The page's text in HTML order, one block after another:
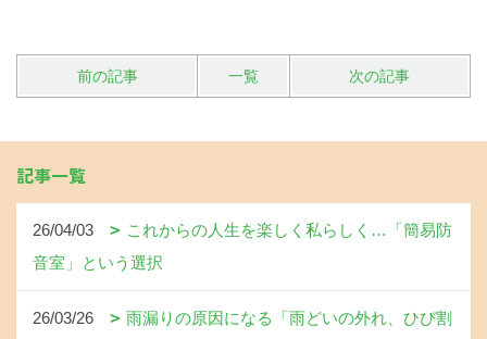
前の記事 一覧 次の記事
記事一覧
26/04/03
これからの人生を楽しく私らしく…「簡易防
音室」という選択
26/03/26
雨漏りの原因になる「雨どいの外れ、ひび割